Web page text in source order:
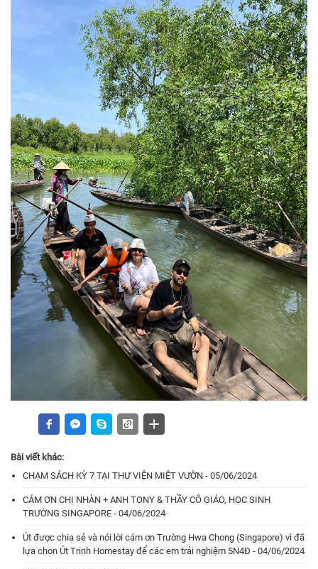
Bài viết khác:
CHẠM SÁCH KỲ 7 TẠI THƯ VIỆN MIỆT VƯỜN - 05/06/2024
CÁM ƠN CHỊ NHÀN + ANH TONY & THẦY CÔ GIÁO, HỌC SINH
TRƯỜNG SINGAPORE - 04/06/2024
Út được chia sẻ và nói lời cám ơn Trường Hwa Chong (Singapore) vì đã
lựa chọn Út Trinh Homestay để các em trải nghiệm 5N4Đ - 04/06/2024